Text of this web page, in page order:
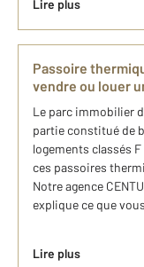
Lire plus
Passoire
vendre ou louer
Le parc immobilier
partie constitué de
logements classés
ces passoires
Notre agence
explique ce que
Lire plus